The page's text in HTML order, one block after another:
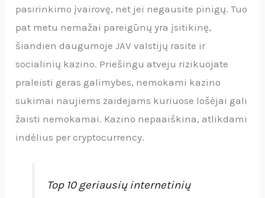
pasirinkimo įvairovę, net jei negausite pinigų. Tuo
pat metu nemažai pareigūnų yra įsitikinę,
šiandien daugumoje JAV valstijų rasite ir
socialinių kazino. Priešingu atveju rizikuojate
praleisti geras galimybes, nemokami kazino
sukimai naujiems zaidejams kuriuose lošėjai gali
žaisti nemokamai. Kazino nepaaiškina, atlikdami
indėlius per cryptocurrency.
Top 10 geriausių internetinių